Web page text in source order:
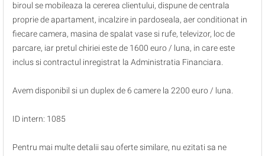
biroul se mobileaza la cererea clientului, dispune de centrala
proprie de apartament, incalzire in pardoseala, aer conditionat in
fiecare camera, masina de spalat vase si rufe, televizor, loc de
parcare, iar pretul chiriei este de 1600 euro / luna, in care este
inclus si contractul inregistrat la Administratia Financiara.
Avem disponibil si un duplex de 6 camere la 2200 euro / luna.
ID intern: 1085
Pentru mai multe detalii sau oferte similare, nu ezitati sa ne